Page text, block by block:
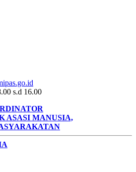
s.d 16.00
ASASI MANUSIA,